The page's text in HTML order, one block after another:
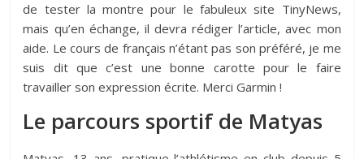
de tester la montre pour le fabuleux site TinyNews,
mais qu’en échange, il devra rédiger l’article, avec mon
aide. Le cours de français n’étant pas son préféré, je me
suis dit que c’est une bonne carotte pour le faire
travailler son expression écrite. Merci Garmin !
Le parcours sportif de Matyas